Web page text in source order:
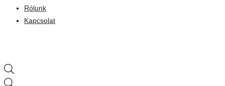
Rólunk
Kapcsolat